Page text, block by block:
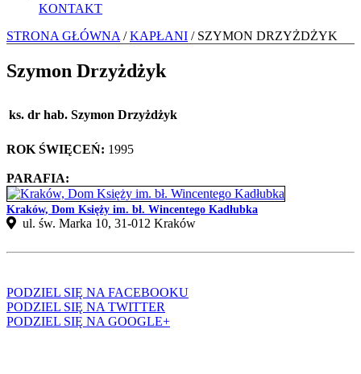
KONTAKT
STRONA GŁÓWNA /KAPŁANI / SZYMON DRZYŻDŻYK
Szymon Drzyżdżyk
ks. dr hab. Szymon Drzyżdżyk
ROK ŚWIĘCEŃ: 1995
PARAFIA:
Kraków, Dom Księży im. bł. Wincentego Kadłubka
ul. św. Marka 10, 31-012 Kraków
PODZIEL SIĘ NA FACEBOOKU
PODZIEL SIĘ NA TWITTER
PODZIEL SIĘ NA GOOGLE+